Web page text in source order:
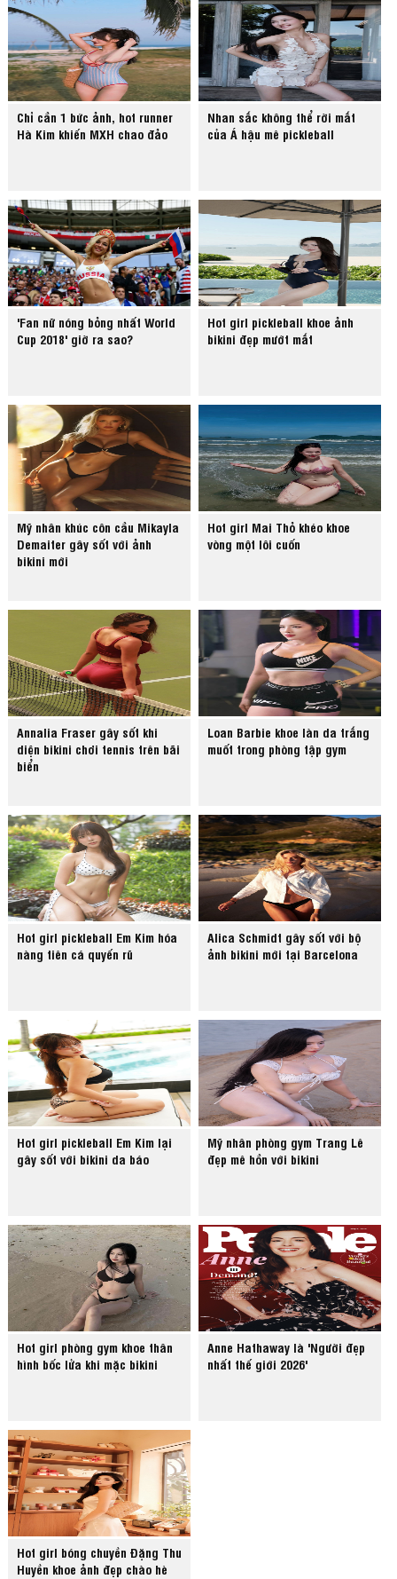
Chỉ cần 1 bức ảnh, hot runner
Hà Kim khiến MXH chao đảo
Nhan sắc không thể rời mắt
của Á hậu mê pickleball
'Fan nữ nóng bỏng nhất World
Cup 2018' giờ ra sao?
Hot girl pickleball khoe ảnh
bikini đẹp mướt mắt
Mỹ nhân khúc côn cầu Mikayla
Demaiter gây sốt với ảnh
bikini mới
Hot girl Mai Thỏ khéo khoe
vòng một lôi cuốn
Annalia Fraser gây sốt khi
diện bikini chơi tennis trên bãi
biển
Loan Barbie khoe làn da trắng
muốt trong phòng tập gym
Hot girl pickleball Em Kim hóa
nàng tiên cá quyến rũ
Alica Schmidt gây sốt với bộ
ảnh bikini mới tại Barcelona
Hot girl pickleball Em Kim lại
gây sốt với bikini da báo
Mỹ nhân phòng gym Trang Lê
đẹp mê hồn với bikini
Hot girl phòng gym khoe thân
hình bốc lửa khi mặc bikini
Anne Hathaway là 'Người đẹp
nhất thế giới 2026'
Hot girl bóng chuyền Đặng Thu
Huyền khoe ảnh đẹp chào hè